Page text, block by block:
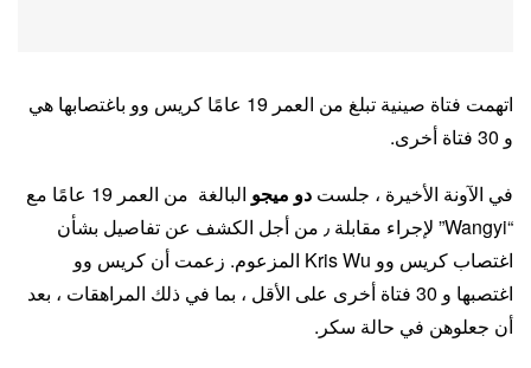
اتهمت فتاة صينية تبلغ من العمر 19 عامًا كريس وو باغتصابها هي
و 30 فتاة أخرى.
في الآونة الأخيرة ، جلست دو ميجو
البالغة من العمر 19 عامًا مع
“Wangyi” لإجراء مقابلة ٫ من أجل الكشف عن تفاصيل بشأن
اغتصاب كريس وو Kris Wu المزعوم. زعمت أن كريس وو
اغتصبها و 30 فتاة أخرى على الأقل ، بما في ذلك المراهقات ، بعد
أن جعلوهن في حالة سكر.